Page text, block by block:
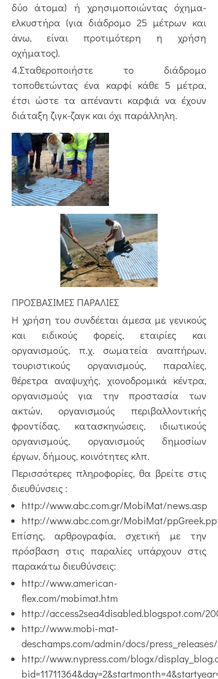
δύο άτομα) ή χρησιμοποιώντας όχημα-
ελκυστήρα (για διάδρομο 25 μέτρων και
άνω, είναι προτιμότερη η χρήση
οχήματος).
4.Σταθεροποιήστε το διάδρομο
τοποθετώντας ένα καρφί κάθε 5 μέτρα,
έτσι ώστε τα απέναντι καρφιά να έχουν
διάταξη ζιγκ-ζαγκ και όχι παράλληλη.
ΠΡΟΣΒΑΣΙΜΕΣ ΠΑΡΑΛΙΕΣ
Η χρήση του συνδέεται άμεσα με γενικούς
και ειδικούς φορείς, εταιρίες και
οργανισμούς, π.χ. σωματεία αναπήρων,
τουριστικούς οργανισμούς, παραλίες,
θέρετρα αναψυχής, χιονοδρομικά κέντρα,
οργανισμούς για την προστασία των
ακτών, οργανισμούς περιβαλλοντικής
φροντίδας, κατασκηνώσεις, ιδιωτικούς
οργανισμούς, οργανισμούς δημοσίων
έργων, δήμους, κοινότητες κλπ.
Περισσότερες πληροφορίες, θα βρείτε στις
διευθύνσεις :
http://www.abc.com.gr/MobiMat/news.asp
http://www.abc.com.gr/MobiMat/
Επίσης, αρθρογραφία, σχετική με την
πρόσβαση στις παραλίες υπάρχουν στις
παρακάτω διευθύνσεις:
http://www.american-
flex.com/mobimat.htm
http://access2sea4disabled.blogspot.com/
http://www.mobi-mat-
deschamps.com/admin/docs/
http://www.nypress.com/blogx/